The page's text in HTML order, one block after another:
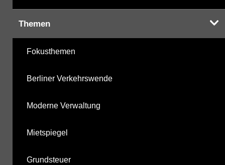
Themen
Fokusthemen
Berliner Verkehrswende
Moderne Verwaltung
Mietspiegel
Grundsteuer